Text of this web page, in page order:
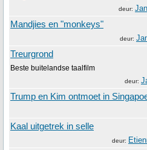
deur:
Mandjies en "monkeys"
deur:
Treurgrond
Beste buitelandse taalfilm
deur:
Trump en Kim ontmoet in
Kaal uitgetrek in selle
deur: